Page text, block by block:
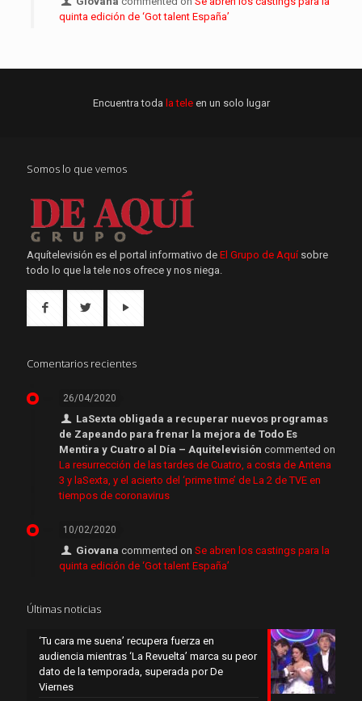
quinta edición de ‘Got talent España’
Encuentra toda la tele en un solo lugar
Somos lo que vemos
Aquítelevisión es el portal informativo de El Grupo de Aquí sobre
todo lo que la tele nos ofrece y nos niega.
Comentarios recientes
26/04/2020
LaSexta obligada a recuperar nuevos programas
de Zapeando para frenar la mejora de Todo Es
Mentira y Cuatro al Día – Aquitelevisión commented on
La resurrección de las tardes de Cuatro, a costa de Antena
3 y laSexta, y el acierto del ‘prime time’ de La 2 de TVE en
tiempos de coronavirus
10/02/2020
Giovana commented onSe abren los castings para la
quinta edición de ‘Got talent España’
Últimas noticias
‘Tu cara me suena’ recupera fuerza en
audiencia mientras ‘La Revuelta’ marca su peor
dato de la temporada, superada por De
Viernes